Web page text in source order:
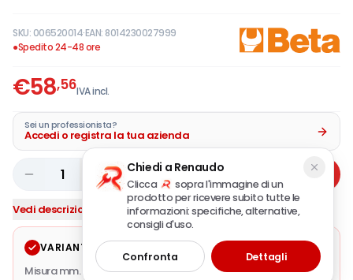
SKU:006520014·EAN: 8014230027999
●Spedito 24-48 ore
€58,56IVA incl.
Sei un professionista?
Accedi o registra la tua azienda
1 Aggiungi
Vedi descrizione completa
VARIANTE SELEZIONATA Modifica
Misura mm. A (mm.)23 · L (mm.) 58 · Diametro mm.16 · LA
Chiedi a Renaudo
Clicca
sopra l'immagine di un
prodotto per ricevere subito tutte le
informazioni: specifiche, alternative,
consigli d'uso.
Confronta Dettagli